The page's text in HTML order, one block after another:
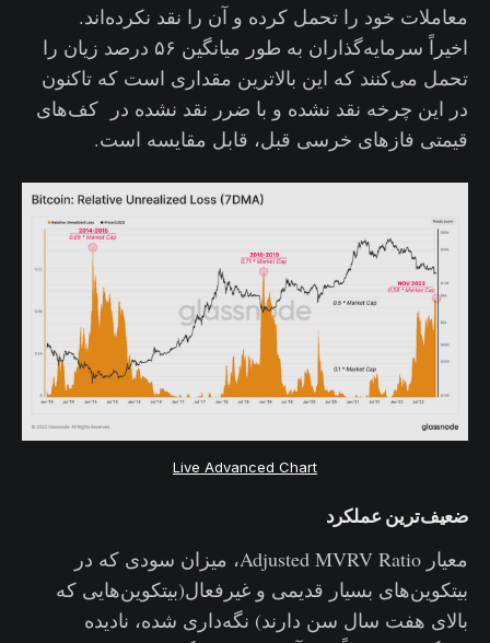
معاملات خود را تحمل کرده و آن را نقد نکرده‌اند.
اخیراً سرمایه‌گذاران به طور میانگین ۵۶ درصد زیان را
تحمل می‌کنند که این بالاترین مقداری است که تاکنون
در این چرخه نقد نشده و با ضرر نقد نشده در کف‌های
قیمتی فازهای خرسی قبل، قابل مقایسه است.
Live Advanced Chart
ضعیف‌ترین عملکرد
معیار Adjusted MVRV Ratio، میزان سودی که در
بیتکوین‌های بسیار قدیمی و غیرفعال(بیتکوین‌هایی که
بالای هفت سال سن دارند) نگه‌داری شده، نادیده